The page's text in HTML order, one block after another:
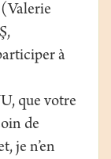
à
que votre
de
je n’en